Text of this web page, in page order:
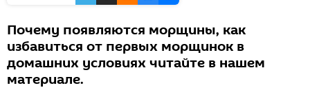
Почему появляются морщины, как
избавиться от первых морщинок в
домашних условиях читайте в нашем
материале.